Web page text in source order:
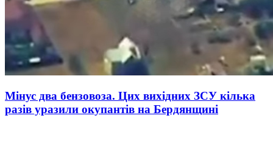
Мінус два бензовоза. Цих вихідних ЗСУ кілька
разів уразили окупантів на Бердянщині